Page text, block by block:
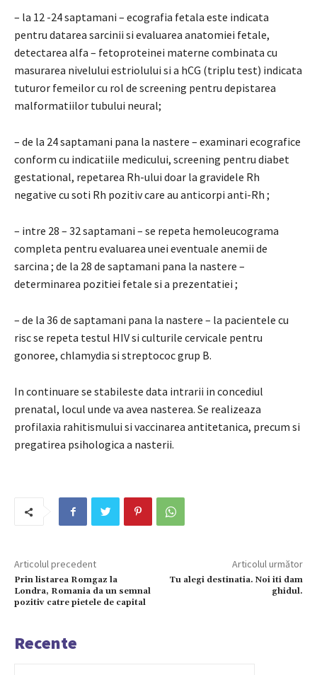
– la 12 -24 saptamani – ecografia fetala este indicata
pentru datarea sarcinii si evaluarea anatomiei fetale,
detectarea alfa – fetoproteinei materne combinata cu
masurarea nivelului estriolului si a hCG (triplu test) indicata
tuturor femeilor cu rol de screening pentru depistarea
malformatiilor tubului neural;
– de la 24 saptamani pana la nastere – examinari ecografice
conform cu indicatiile medicului, screening pentru diabet
gestational, repetarea Rh-ului doar la gravidele Rh
negative cu soti Rh pozitiv care au anticorpi anti-Rh ;
– intre 28 – 32 saptamani – se repeta hemoleucograma
completa pentru evaluarea unei eventuale anemii de
sarcina ; de la 28 de saptamani pana la nastere –
determinarea pozitiei fetale si a prezentatiei ;
– de la 36 de saptamani pana la nastere – la pacientele cu
risc se repeta testul HIV si culturile cervicale pentru
gonoree, chlamydia si streptococ grup B.
In continuare se stabileste data intrarii in concediul
prenatal, locul unde va avea nasterea. Se realizeaza
profilaxia rahitismului si vaccinarea antitetanica, precum si
pregatirea psihologica a nasterii.
Articolul precedent
Prin listarea Romgaz la
Londra, Romania da un semnal
pozitiv catre pietele de capital
Articolul următor
Tu alegi destinatia. Noi iti dam
ghidul.
Recente